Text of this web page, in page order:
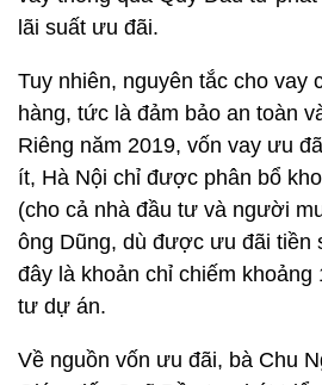
lãi suất ưu đãi.
Tuy nhiên, nguyên tắc cho vay
hàng, tức là đảm bảo an toàn
Riêng năm 2019, vốn vay ưu
ít, Hà Nội chỉ được phân bổ
(cho cả nhà đầu tư và người
ông Dũng, dù được ưu đãi tiền
đây là khoản chỉ chiếm khoảng
tư dự án.
Về nguồn vốn ưu đãi, bà Chu